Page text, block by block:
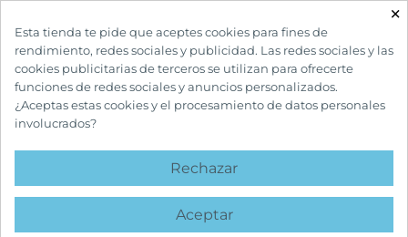
INICIO INFANTIL Y MATERNIDAD
HIGIENE BUCAL
×
Esta tienda te pide que aceptes cookies para fines de
rendimiento, redes sociales y publicidad. Las redes sociales y las
cookies publicitarias de terceros se utilizan para ofrecerte
funciones de redes sociales y anuncios personalizados.
¿Aceptas estas cookies y el procesamiento de datos personales
involucrados?
Rechazar
Aceptar